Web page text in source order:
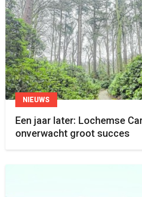
NIEUWS
Een jaar later: Lochemse
onverwacht groot succes